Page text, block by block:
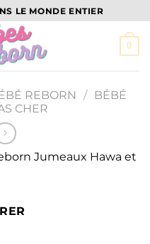
LE MONDE ENTIER
0
REBORN /
BÉBÉ
CHER
Jumeaux Hawa et